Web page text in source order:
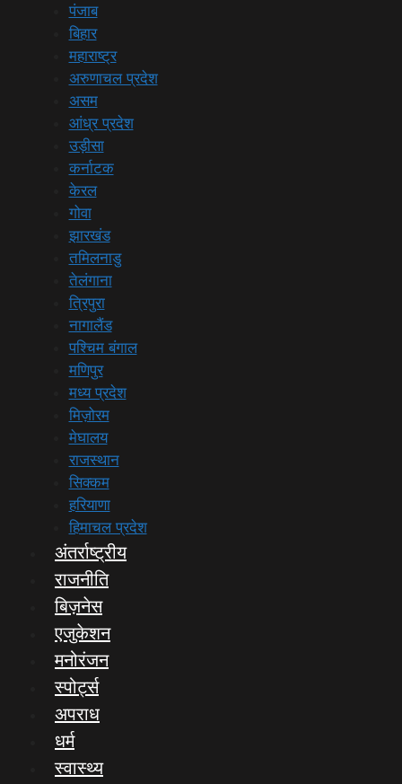
पंजाब
बिहार
महाराष्ट्र
अरुणाचल प्रदेश
असम
आंध्र प्रदेश
उड़ीसा
कर्नाटक
केरल
गोवा
झारखंड
तमिलनाडु
तेलंगाना
त्रिपुरा
नागालैंड
पश्चिम बंगाल
मणिपुर
मध्य प्रदेश
मिज़ोरम
मेघालय
राजस्थान
सिक्कम
हरियाणा
हिमाचल प्रदेश
अंतर्राष्ट्रीय
राजनीति
बिज़नेस
एजुकेशन
मनोरंजन
स्पोर्ट्स
अपराध
धर्म
स्वास्थ्य